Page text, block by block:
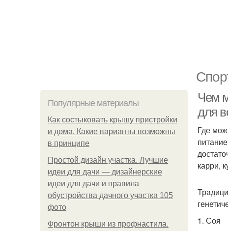
Популярные материалы
Как состыковать крышу пристройки
и дома. Какие варианты возможны
в принципе
Простой дизайн участка. Лучшие
идеи для дачи — дизайнерские
идеи для дачи и правила
обустройства дачного участка 105
фото
Фронтон крыши из профнастила.
Чем
для
Где
карри,
1. Соя